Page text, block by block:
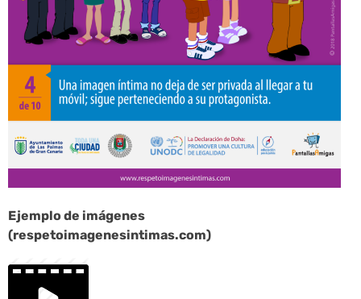
Ejemplo de imágenes
(respetoimagenesintimas.com)